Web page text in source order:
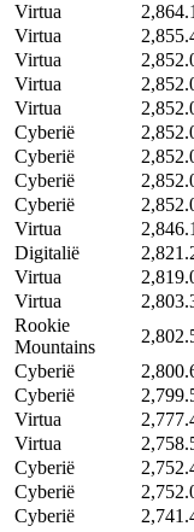
Virtua
Virtua
Virtua
Virtua
Virtua
Cyberië
Cyberië
Cyberië
Cyberië
Virtua
Digitalië
Virtua
Virtua
Rookie
Mountains
Cyberië
Cyberië
Virtua
Virtua
Cyberië
Cyberië
Cyberië